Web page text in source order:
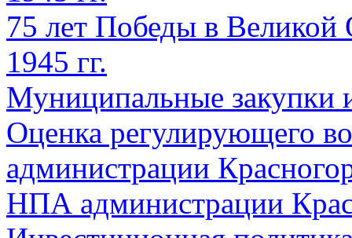
75 лет Победы в Великой
1945 гг.
Муниципальные закупки
Оценка регулирующего
администрации
НПА администрации